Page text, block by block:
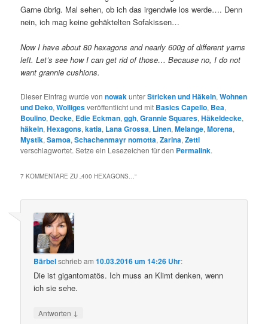
Garne übrig. Mal sehen, ob ich das irgendwie los werde…. Denn
nein, ich mag keine gehäktelten Sofakissen…
Now I have about 80 hexagons and nearly 600g of different yarns
left. Let’s see how I can get rid of those… Because no, I do not
want grannie cushions.
Dieser Eintrag wurde vonnowakunterStricken und Häkeln,Wohnen
und Deko,Wolligesveröffentlicht und mit Basics Capello, Bea,
Boulino, Decke, Edie Eckman,ggh,Grannie Squares,Häkeldecke,
häkeln,Hexagons,katia, Lana Grossa, Linen,Melange,Morena,
Mystik,Samoa,Schachenmayr nomotta,Zarina,Zettl
verschlagwortet. Setze ein Lesezeichen für den Permalink.
7 KOMMENTARE ZU „400 HEXAGONS…“
Bärbelschriebam10.03.2016 um 14:26 Uhr:
Die ist gigantomatös. Ich muss an Klimt denken, wenn
ich sie sehe.
Antworten ↓